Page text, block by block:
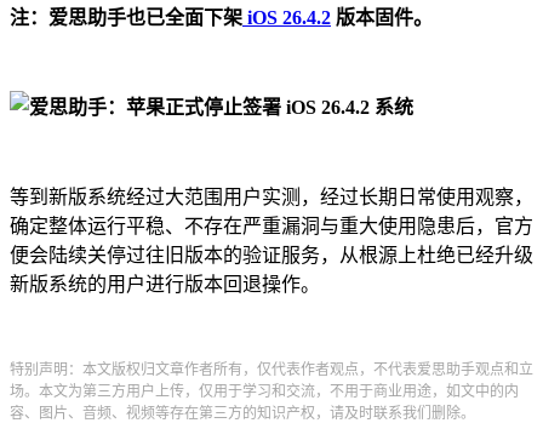
注：爱思助手也已全面下架 iOS 26.4.2 版本固件。
等到新版系统经过大范围用户实测，经过长期日常使用观察，
确定整体运行平稳、不存在严重漏洞与重大使用隐患后，官方
便会陆续关停过往旧版本的验证服务，从根源上杜绝已经升级
新版系统的用户进行版本回退操作。
特别声明：本文版权归文章作者所有，仅代表作者观点，不代表爱思助手观点和立
场。本文为第三方用户上传，仅用于学习和交流，不用于商业用途，如文中的内
容、图片、音频、视频等存在第三方的知识产权，请及时联系我们删除。